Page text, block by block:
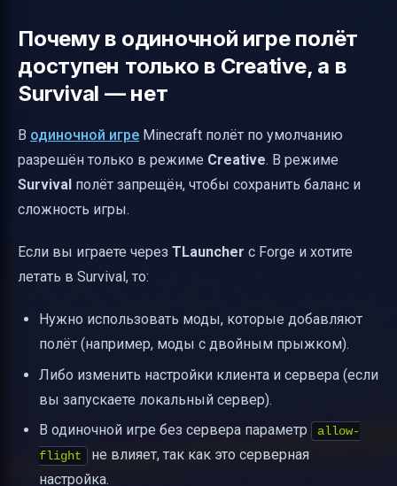
Почему в одиночной игре полёт
доступен только в Creative, а в
Survival — нет
В одиночной игре Minecraft полёт по умолчанию
разрешён только в режиме Creative. В режиме
Survival полёт запрещён, чтобы сохранить баланс и
сложность игры.
Если вы играете через TLauncher с Forge и хотите
летать в Survival, то:
Нужно использовать моды, которые добавляют
полёт (например, моды с двойным прыжком).
Либо изменить настройки клиента и сервера (если
вы запускаете локальный сервер).
В одиночной игре без сервера параметр
allow-
flight
не влияет, так как это серверная
настройка.